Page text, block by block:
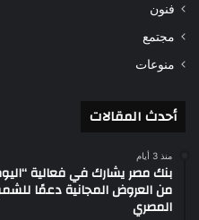
فنون
مجتمع
منوعات
أحدث المقالات
منذ 3 أيام
بنك مصر يشارك في فعالية
من العروض المجانية دعمًا
المصري